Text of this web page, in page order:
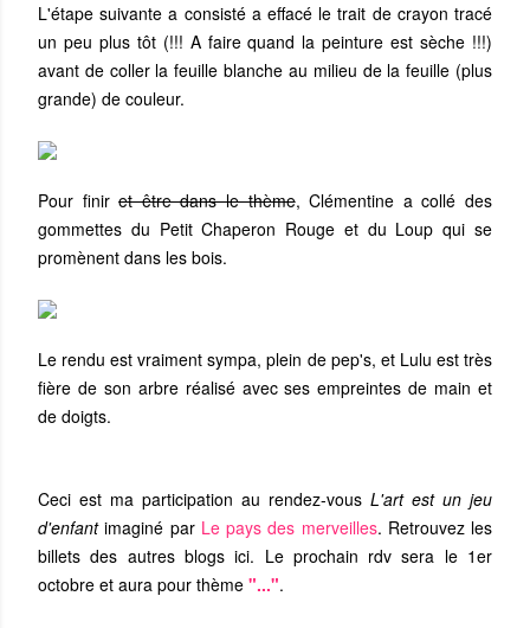
L'étape suivante a consisté a effacé le trait de crayon tracé
un peu plus tôt (!!! A faire quand la peinture est sèche !!!)
avant de coller la feuille blanche au milieu de la feuille (plus
grande) de couleur.
Pour finiret être dans le thème, Clémentine a collé des
gommettes du Petit Chaperon Rouge et du Loup qui se
promènent dans les bois.
Le rendu est vraiment sympa, plein de pep's, et Lulu est très
fière de son arbre réalisé avec ses empreintes de main et
de doigts.
Ceci est ma participation au rendez-vous L'art est un jeu
d'enfantimaginé par Le pays des merveilles. Retrouvez les
billets des autres blogs ici. Le prochain rdv sera le 1er
octobre et aura pour thème "...".